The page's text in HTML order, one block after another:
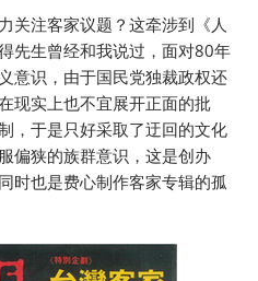
关注客家议题？这牵涉到《人
先生曾经和我说过，面对80年
意识，由于国民党独裁政权还
现实上也不宜展开正面的批
，于是只好采取了迂回的文化
偏狭的族群意识，这是创办
时也是费心制作客家专辑的孤